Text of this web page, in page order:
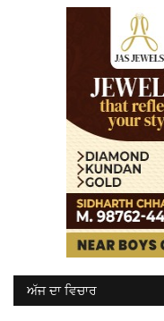
ਅੱਜ ਦਾ ਵਿਚਾਰ